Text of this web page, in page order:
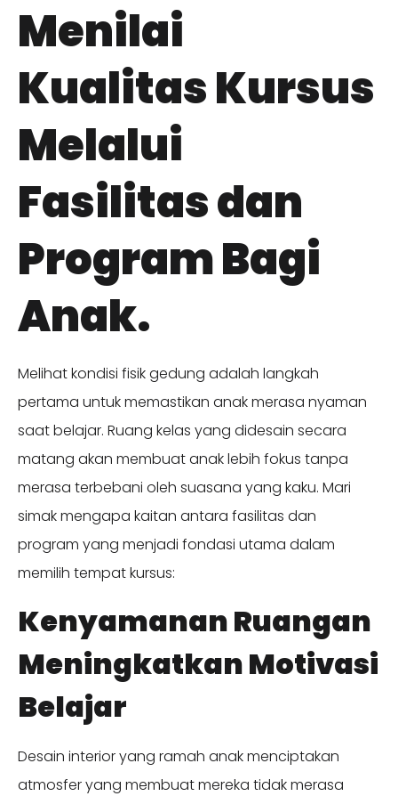
Menilai
Kualitas Kursus
Melalui
Fasilitas dan
Program Bagi
Anak.
Melihat kondisi fisik gedung adalah langkah
pertama untuk memastikan anak merasa nyaman
saat belajar. Ruang kelas yang didesain secara
matang akan membuat anak lebih fokus tanpa
merasa terbebani oleh suasana yang kaku. Mari
simak mengapa kaitan antara fasilitas dan
program yang menjadi fondasi utama dalam
memilih tempat kursus:
Kenyamanan Ruangan
Meningkatkan Motivasi
Belajar
Desain interior yang ramah anak menciptakan
atmosfer yang membuat mereka tidak merasa